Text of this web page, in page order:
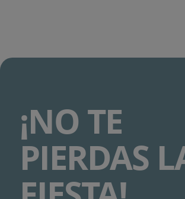
¡NO TE
PIERDAS